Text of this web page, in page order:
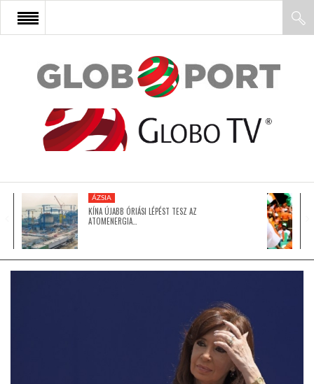
FŐOLDAL
AFRIKA
ÁZSIA
ÁZSIA
KÍNA ÚJABB ÓRIÁSI LÉPÉST TESZ AZ
ATOMENERGIA…